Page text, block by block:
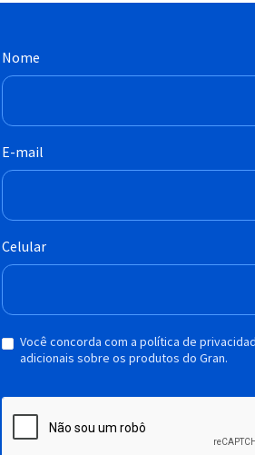
Nome
E-mail
Celular
Você concorda com a política de
adicionais sobre os produtos do Gran.